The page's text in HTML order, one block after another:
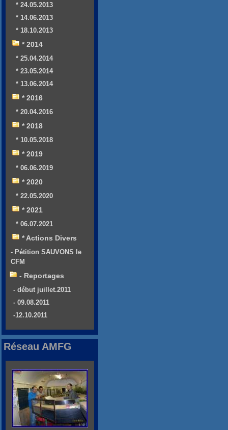
* 24.05.2013
* 14.06.2013
* 18.10.2013
* 2014
* 25.04.2014
* 23.05.2014
* 13.06.2014
* 2016
* 20.04.2016
* 2018
* 10.05.2018
* 2019
* 06.06.2019
* 2020
* 22.05.2020
* 2021
* 06.07.2021
* Actions Divers
- Pétition SAUVONS le
CFM
- Reportages
- début juillet.2011
- 09.08.2011
-12.10.2011
Réseau AMFG